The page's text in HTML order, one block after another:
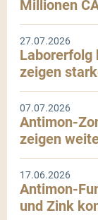
Millionen
27.07.2026
Laborerfolg
zeigen
07.07.2026
Antimon-
zeigen
17.06.2026
Antimon-
und Zink